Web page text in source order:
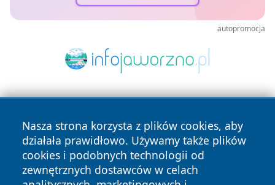
autopromocja
Nasza strona korzysta z plików cookies, aby
działała prawidłowo. Używamy także plików
cookies i podobnych technologii od
zewnętrznych dostawców w celach
Copyright © 2026 nowinypilskie.pl Wszystkie prawa